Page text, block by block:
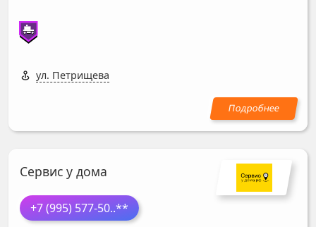
ул. Петрищева
Сервис у дома
+7 (995) 577-50..**